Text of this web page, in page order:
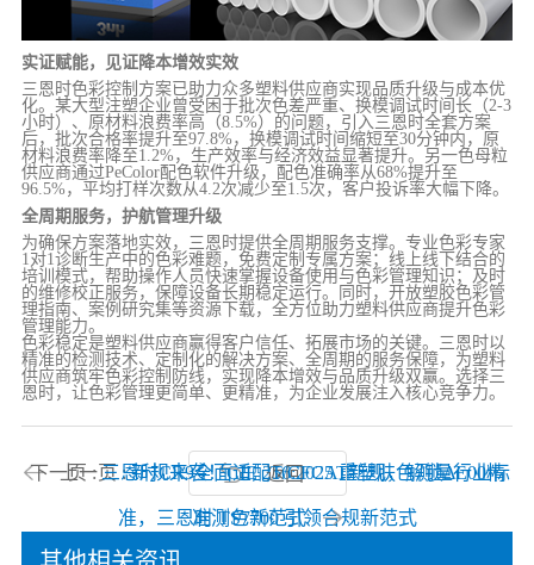
实证赋能，见证降本增效实效
三恩时色彩控制方案已助力众多塑料供应商实现品质升级与成本优
化。某大型注塑企业曾受困于批次色差严重、换模调试时间长（2-3
小时）、原材料浪费率高（8.5%）的问题，引入三恩时全套方案
后，批次合格率提升至97.8%，换模调试时间缩短至30分钟内，原
材料浪费率降至1.2%，生产效率与经济效益显著提升。另一色母粒
供应商通过PeColor配色软件升级，配色准确率从68%提升至
96.5%，平均打样次数从4.2次减少至1.5次，客户投诉率大幅下降。
全周期服务，护航管理升级
为确保方案落地实效，三恩时提供全周期服务支撑。专业色彩专家
1对1诊断生产中的色彩难题，免费定制专属方案；线上线下结合的
培训模式，帮助操作人员快速掌握设备使用与色彩管理知识；及时
的维修校正服务，保障设备长期稳定运行。同时，开放塑胶色彩管
理指南、案例研究集等资源下载，全方位助力塑料供应商提升色彩
管理能力。
色彩稳定是塑料供应商赢得客户信任、拓展市场的关键。三恩时以
精准的检测技术、定制化的解决方案、全周期的服务保障，为塑料
供应商筑牢色彩控制防线，实现降本增效与品质升级双赢。选择三
恩时，让色彩管理更简单、更精准，为企业发展注入核心竞争力。
上一页 :新规来袭！CIE 256:2025 重塑肤色测量行业标
准，三恩时 TS7700 引领合规新范式
返回
下一页 :三恩时CR9全面适配T/CFCAT新规，解锁ΔE00精
准测色新范式